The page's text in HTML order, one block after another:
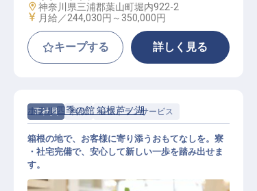
勤務地
神奈川県三浦郡葉山町堀内922-2
給与
月給／244,030円～ 350,000円
キープする 詳しく見る
正社員 料飲 レストランサービス
ホテル四季の館 箱根芦ノ湖
箱根の地で、お客様に寄り添うおもてなしを。寮
・社宅完備で、安心して新しい一歩を踏み出せま
す。